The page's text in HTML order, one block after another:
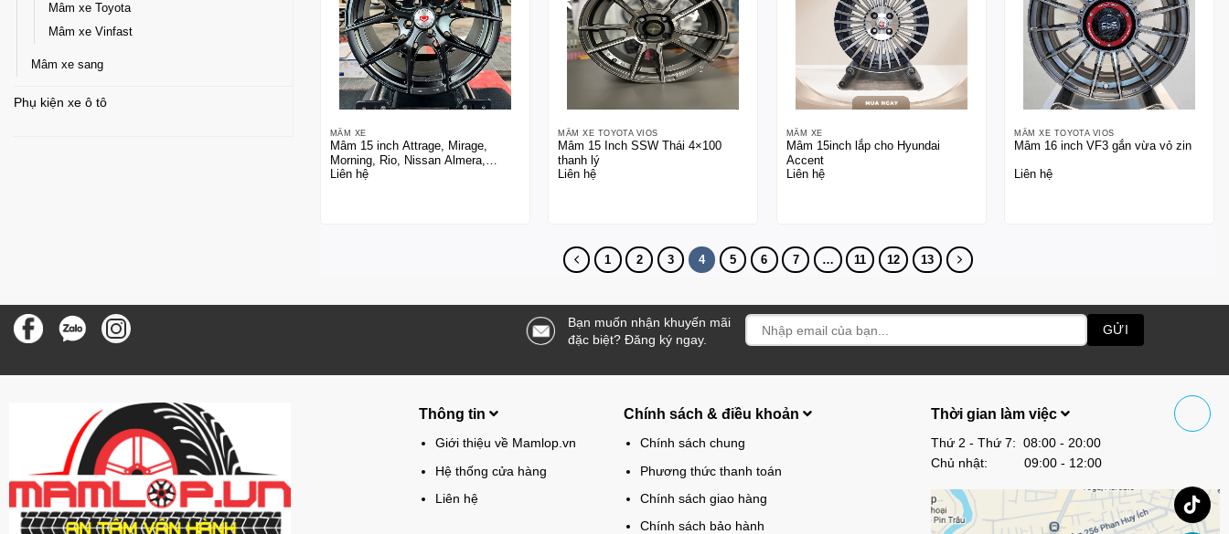
Mâm xe Toyota
Mâm xe Vinfast
Mâm xe sang
Phụ kiện xe ô tô
MÂM XE
Mâm 15 inch Attrage, Mirage,
Morning, Rio, Nissan Almera,
Picalto
Liên hệ
MÂM XE TOYOTA VIOS
Mâm 15 Inch SSW Thái 4×100
thanh lý
Liên hệ
MÂM XE
Mâm 15inch lắp cho Hyundai
Accent
Liên hệ
MÂM XE TOYOTA VIOS
Mâm 16 inch VF3 gắn vừa vỏ zin
Liên hệ
1 2 3 4 5 6 7 … 11 12 13
Bạn muốn nhận khuyến mãi
đặc biệt? Đăng ký ngay.
Thông tin
Giới thiệu về Mamlop.vn
Hệ thống cửa hàng
Liên hệ
Chính sách & điều khoản
Chính sách chung
Phương thức thanh toán
Chính sách giao hàng
Chính sách bảo hành
Thời gian làm việc
Thứ 2 - Thứ 7: 08:00 - 20:00
Chủ nhật: 09:00 - 12:00